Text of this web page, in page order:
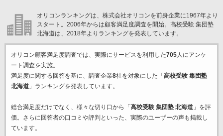
オリコンランキングは、株式会社オリコンを前身企業に1967年より
スタート。2006年からは顧客満足度調査を開始。高校受験 集団塾
北海道は、2018年よりランキングを発表しています。
オリコン顧客満足度調査では、実際にサービスを利用した705人にアンケ
ート調査を実施。
満足度に関する回答を基に、調査企業8社を対象にした「 高校受験 集団塾
北海道」ランキングを発表しています。
総合満足度だけでなく、様々な切り口から「 高校受験 集団塾 北海道」を評
価。さらに回答者の口コミや評判といった、実際のユーザーの声も掲載し
ています。